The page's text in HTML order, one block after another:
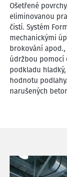
Ošetřené
eliminovanou
čistí. Systém
mechanickými
brokování
údržbou pomocí
podkladu
hodnotu
narušených